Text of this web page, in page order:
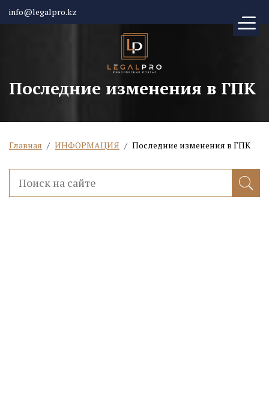
info@legalpro.kz
Последние изменения в ГПК
Главная / ИНФОРМАЦИЯ / Последние изменения в ГПК